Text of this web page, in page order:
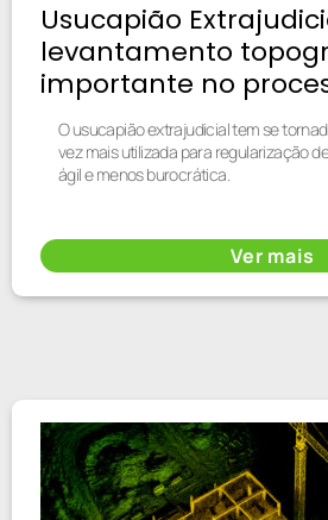
Usucapião
levantamento
importante no
O usucapião extrajudicial tem se
vez mais utilizada para regularização
ágil e menos burocrática.
Ver mais